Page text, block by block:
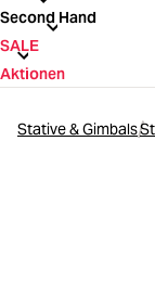
Ferngläser
Second Hand
Second Hand
SALE
SALE
Aktionen
Stative & Gimbals